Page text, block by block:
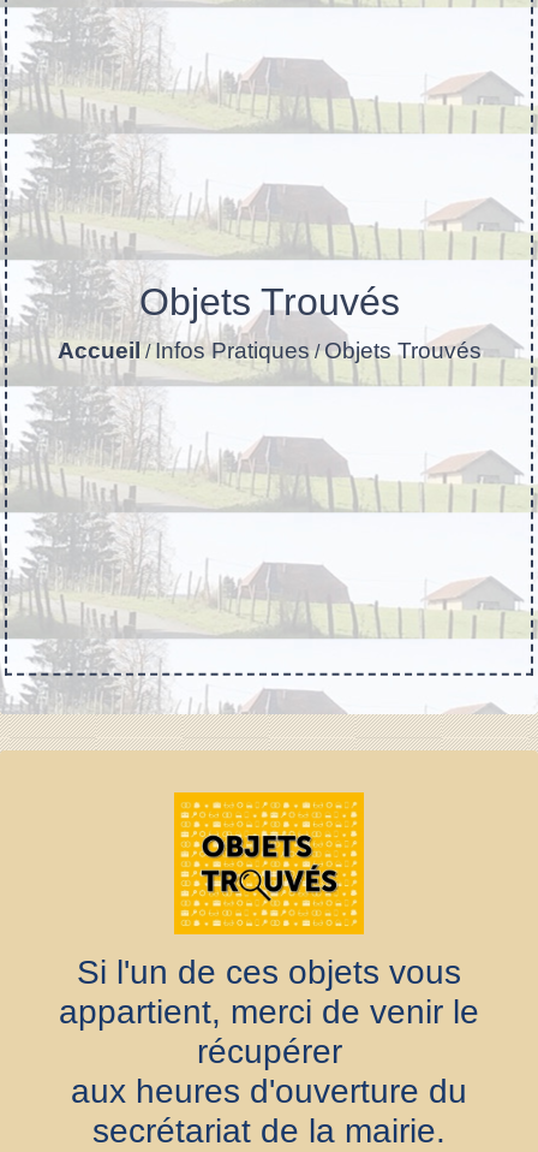
Objets Trouvés
Accueil /Infos Pratiques/Objets Trouvés
Si l'un de ces objets vous
appartient, merci de venir le
récupérer
aux heures d'ouverture du
secrétariat de la mairie.